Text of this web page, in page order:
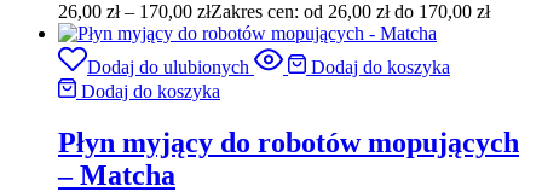
26,00 zł – 170,00 złZakres cen: od 26,00 zł do 170,00 zł
Dodaj do ulubionych
Dodaj do koszyka
Dodaj do koszyka
Płyn myjący do robotów mopujących
– Matcha